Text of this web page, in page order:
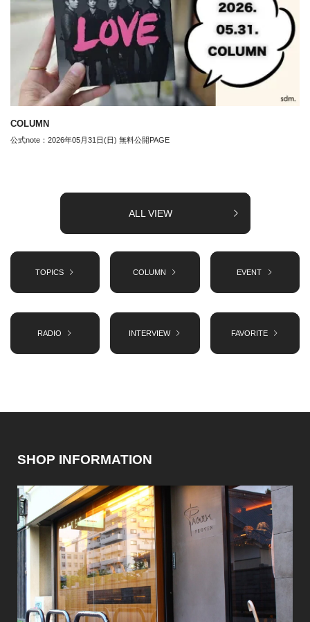
COLUMN
公式note：2026年05月31日(日) 無料公開PAGE
ALL VIEW
TOPICS COLUMN EVENT
RADIO INTERVIEW FAVORITE
SHOP INFORMATION